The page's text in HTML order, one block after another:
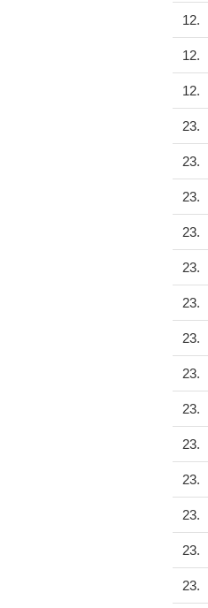
12.
12.
12.
23.
23.
23.
23.
23.
23.
23.
23.
23.
23.
23.
23.
23.
23.